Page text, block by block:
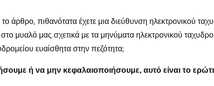
άρθρο, πιθανότατα έχετε μια διεύθυνση ηλεκτρονικού
μυαλό μας σχετικά με τα μηνύματα ηλεκτρονικού
ευαίσθητα στην πεζότητα;
ή να μην κεφαλαιοποιήσουμε, αυτό είναι το